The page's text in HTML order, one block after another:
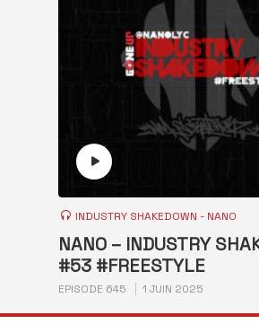
INDUSTRY SHAKEDOWN - NANO
NANO – INDUSTRY
#53 #FREESTYLE
EPISODE 645 1 JUIN 2025